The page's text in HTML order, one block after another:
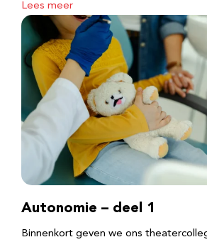
Lees meer
Autonomie – deel 1
Binnenkort geven we ons